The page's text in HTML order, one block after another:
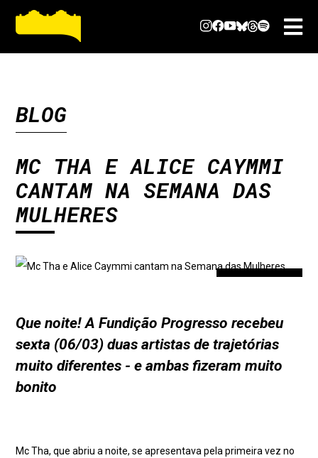
BLOG
MC THA E ALICE CAYMMI
CANTAM NA SEMANA DAS
MULHERES
Que noite! A Fundição Progresso recebeu
sexta (06/03) duas artistas de trajetórias
muito diferentes - e ambas fizeram muito
bonito
Mc Tha, que abriu a noite, se apresentava pela primeira vez no